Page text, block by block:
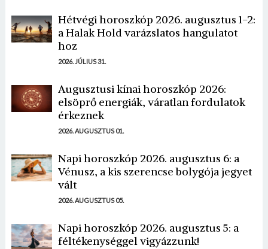
Hétvégi horoszkóp 2026. augusztus 1-2:
a Halak Hold varázslatos hangulatot
hoz
2026. JÚLIUS 31.
Augusztusi kínai horoszkóp 2026:
elsöprő energiák, váratlan fordulatok
érkeznek
2026. AUGUSZTUS 01.
Napi horoszkóp 2026. augusztus 6: a
Vénusz, a kis szerencse bolygója jegyet
vált
2026. AUGUSZTUS 05.
Napi horoszkóp 2026. augusztus 5: a
féltékenységgel vigyázzunk!